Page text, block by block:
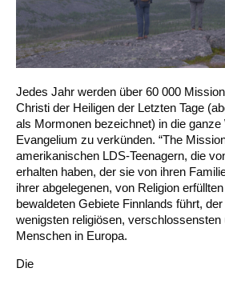
Jedes Jahr werden über 60 000
Christi der Heiligen der Letzten Tage
als Mormonen bezeichnet) in die
Evangelium zu verkünden. “The
amerikanischen LDS-Teenagern, die
erhalten haben, der sie von ihren
ihrer abgelegenen, von Religion
bewaldeten Gebiete Finnlands führt,
wenigsten religiösen,
Menschen in Europa.
Die